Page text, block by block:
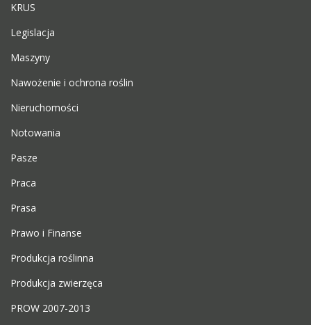
KRUS
Legislacja
Maszyny
Nawożenie i ochrona roślin
Nieruchomości
Notowania
Pasze
Praca
Prasa
Prawo i Finanse
Produkcja roślinna
Produkcja zwierzęca
PROW 2007-2013